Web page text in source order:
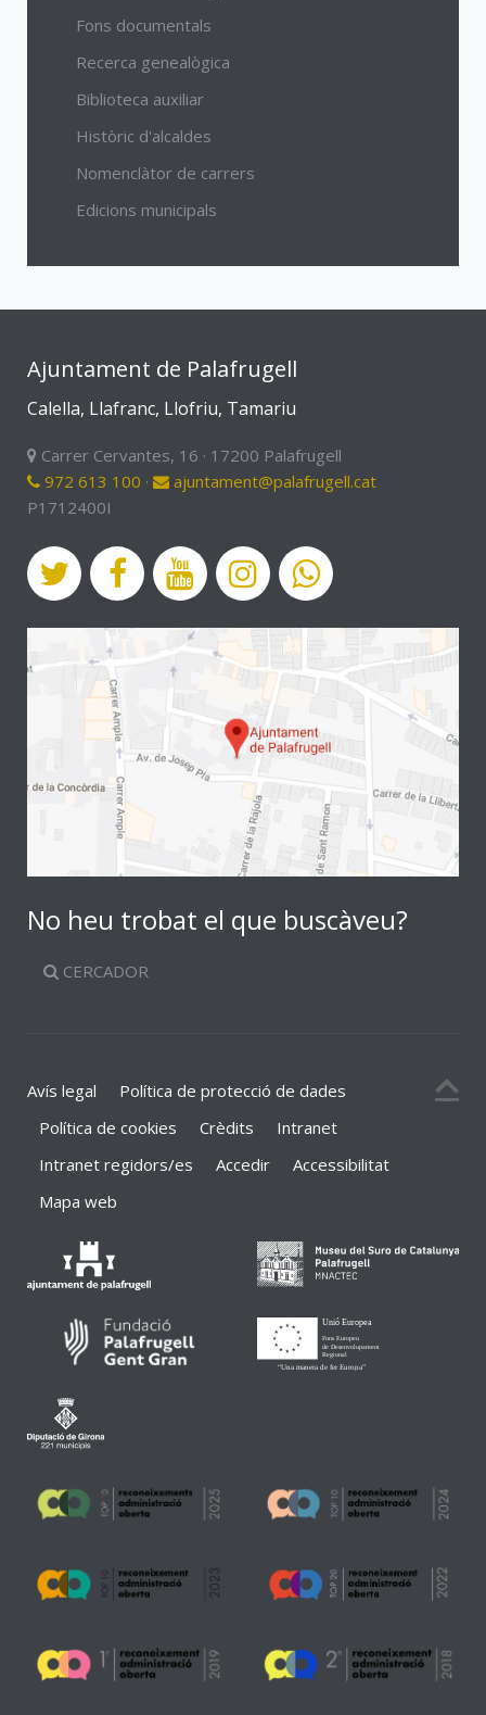
Fons documentals
Recerca genealògica
Biblioteca auxiliar
Històric d'alcaldes
Nomenclàtor de carrers
Edicions municipals
Ajuntament de Palafrugell
Calella, Llafranc, Llofriu, Tamariu
Carrer Cervantes, 16 · 17200 Palafrugell
972 613 100 ·
ajuntament@palafrugell.cat
P1712400I
No heu trobat el que buscàveu?
CERCADOR
Avís legal
Política de protecció de dades
Política de cookies
Crèdits
Intranet
Intranet regidors/es
Accedir
Accessibilitat
Mapa web